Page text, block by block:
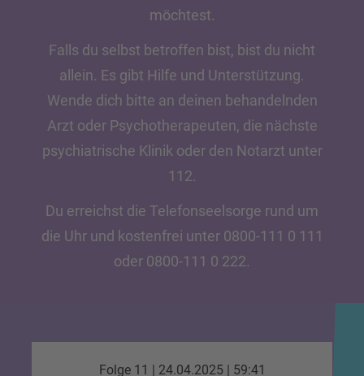
möchtest.
Falls du selbst betroffen bist, bist du nicht
allein. Es gibt Hilfe und Unterstützung.
Wende dich bitte an deinen behandelnden
Arzt oder Psychotherapeuten, die nächste
psychiatrische Klinik oder den Notarzt unter
112.
Du erreichst die Telefonseelsorge rund um
die Uhr und kostenfrei unter 0800-111 0 111
oder 0800-111 0 222.
Folge 11 | 24.04.2025 | 59:41